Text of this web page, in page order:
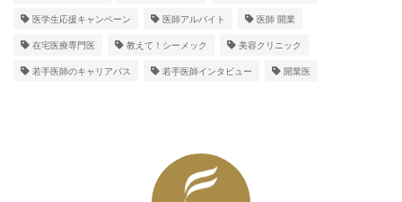
医学生応援キャンペーン 医師アルバイト 医師 開業
在宅医療専門医 教えて！シーメック 美容クリニック
若手医師のキャリアパス 若手医師インタビュー 開業医